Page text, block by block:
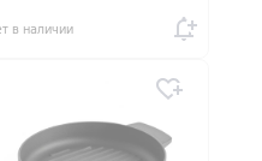
в наличии